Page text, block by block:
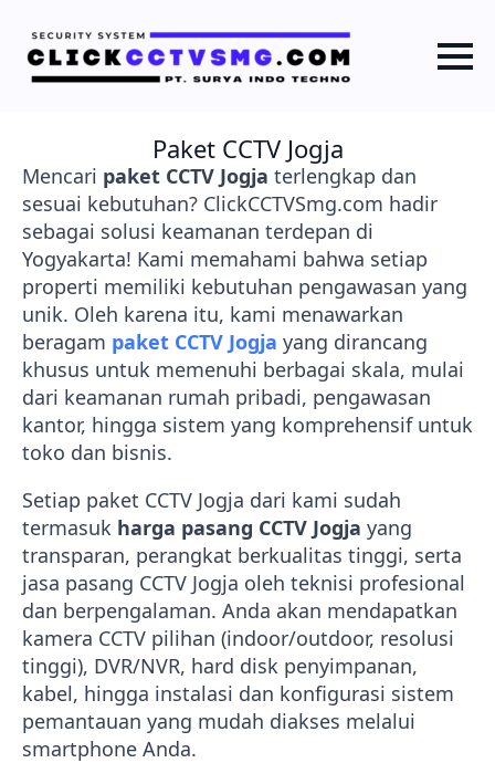
Paket CCTV Jogja
Mencari paket CCTV Jogja terlengkap dan
sesuai kebutuhan? ClickCCTVSmg.com hadir
sebagai solusi keamanan terdepan di
Yogyakarta! Kami memahami bahwa setiap
properti memiliki kebutuhan pengawasan yang
unik. Oleh karena itu, kami menawarkan
beragam paket CCTV Jogja yang dirancang
khusus untuk memenuhi berbagai skala, mulai
dari keamanan rumah pribadi, pengawasan
kantor, hingga sistem yang komprehensif untuk
toko dan bisnis.
Setiap paket CCTV Jogja dari kami sudah
termasuk harga pasang CCTV Jogja yang
transparan, perangkat berkualitas tinggi, serta
jasa pasang CCTV Jogja oleh teknisi profesional
dan berpengalaman. Anda akan mendapatkan
kamera CCTV pilihan (indoor/outdoor, resolusi
tinggi), DVR/NVR, hard disk penyimpanan,
kabel, hingga instalasi dan konfigurasi sistem
pemantauan yang mudah diakses melalui
smartphone Anda.